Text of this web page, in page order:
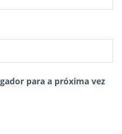
para a próxima vez